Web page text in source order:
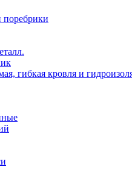
поребрики
гибкая кровля и